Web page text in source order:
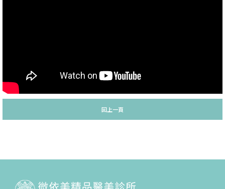
回上一頁